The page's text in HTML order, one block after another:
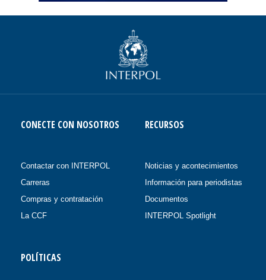
CONECTE CON NOSOTROS
Contactar con INTERPOL
Carreras
Compras y contratación
La CCF
RECURSOS
Noticias y acontecimientos
Información para periodistas
Documentos
INTERPOL Spotlight
POLÍTICAS